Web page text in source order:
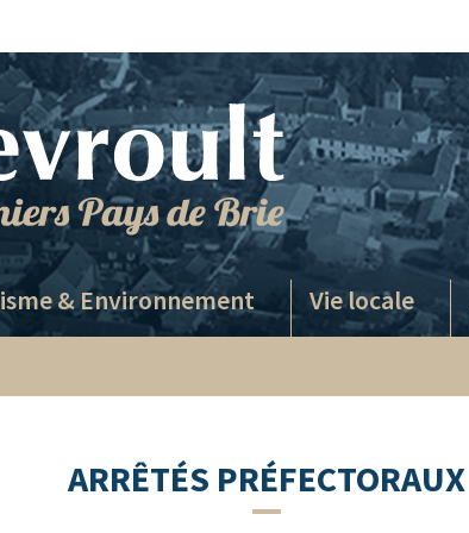
& Environnement Vie locale
ARRÊTÉS PRÉFECTORAUX